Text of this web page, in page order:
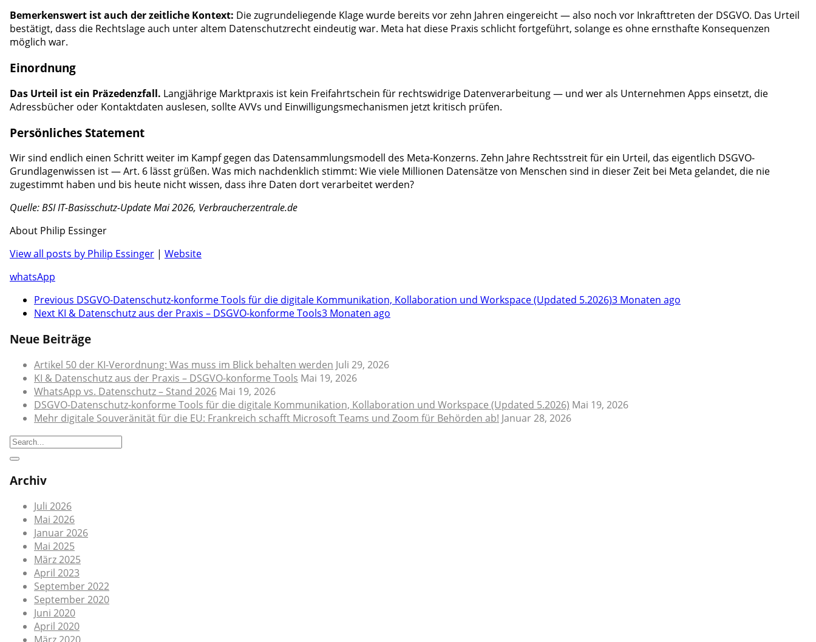
Bemerkenswert ist auch der zeitliche Kontext: Die zugrundeliegende Klage wurde bereits vor zehn Jahren eingereicht — also noch vor Inkrafttreten der DSGVO. Das Urteil
bestätigt, dass die Rechtslage auch unter altem Datenschutzrecht eindeutig war. Meta hat diese Praxis schlicht fortgeführt, solange es ohne ernsthafte Konsequenzen
möglich war.
Einordnung
Das Urteil ist ein Präzedenzfall. Langjährige Marktpraxis ist kein Freifahrtschein für rechtswidrige Datenverarbeitung — und wer als Unternehmen Apps einsetzt, die
Adressbücher oder Kontaktdaten auslesen, sollte AVVs und Einwilligungsmechanismen jetzt kritisch prüfen.
Persönliches Statement
Wir sind endlich einen Schritt weiter im Kampf gegen das Datensammlungsmodell des Meta-Konzerns. Zehn Jahre Rechtsstreit für ein Urteil, das eigentlich DSGVO-
Grundlagenwissen ist — Art. 6 lässt grüßen. Was mich nachdenklich stimmt: Wie viele Millionen Datensätze von Menschen sind in dieser Zeit bei Meta gelandet, die nie
zugestimmt haben und bis heute nicht wissen, dass ihre Daten dort verarbeitet werden?
Quelle: BSI IT-Basisschutz-Update Mai 2026, Verbraucherzentrale.de
About Philip Essinger
View all posts by Philip Essinger | Website
whatsApp
Previous DSGVO-Datenschutz-konforme Tools für die digitale Kommunikation, Kollaboration und Workspace (Updated 5.2026)3 Monaten ago
Next KI & Datenschutz aus der Praxis – DSGVO-konforme Tools3 Monaten ago
Neue Beiträge
Artikel 50 der KI-Verordnung: Was muss im Blick behalten werden Juli 29, 2026
KI & Datenschutz aus der Praxis – DSGVO-konforme Tools Mai 19, 2026
WhatsApp vs. Datenschutz – Stand 2026 Mai 19, 2026
DSGVO-Datenschutz-konforme Tools für die digitale Kommunikation, Kollaboration und Workspace (Updated 5.2026) Mai 19, 2026
Mehr digitale Souveränität für die EU: Frankreich schafft Microsoft Teams und Zoom für Behörden ab! Januar 28, 2026
Archiv
Juli 2026
Mai 2026
Januar 2026
Mai 2025
März 2025
April 2023
September 2022
September 2020
Juni 2020
April 2020